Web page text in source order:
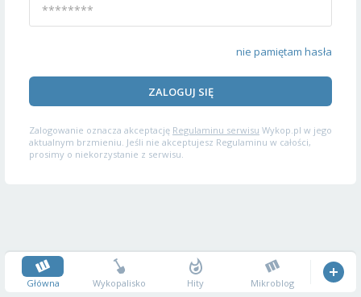
nie pamiętam hasła
ZALOGUJ SIĘ
Zalogowanie oznacza akceptację Regulaminu serwisu Wykop.pl w jego
aktualnym brzmieniu. Jeśli nie akceptujesz Regulaminu w całości,
prosimy o niekorzystanie z serwisu.
Główna Wykopalisko Hity Mikroblog